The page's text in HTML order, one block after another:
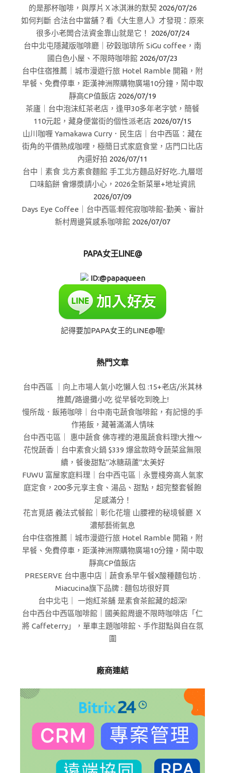
的是那杯咖啡，與厚片Ｘ冰淇淋的默契 2026/07/26
如何判斷 合法台中當舖？看《大生意人》才發現：原來
很多小老闆合法資金靠山就是它！
2026/07/24
台中北屯隱藏版咖啡廳｜矽穀珈琲所 SiGu coffee，南
國白色小屋、不限時咖啡館 2026/07/23
台中住宿推薦｜城市漫遊行旅 Hotel Ramble 開箱，附
早餐、免費停車，距漢神洲際購物廣場10分鐘，鬧中取
靜高CP值飯店 2026/07/19
茶廬｜台中泡沫紅茶老店，逢甲30多年老字號，簡餐
110元起，藏身便當街的個性派老店 2026/07/15
山川咖喱 Yamakawa Curry．民生店｜台中西區：藏在
街角的平價熟成咖哩，極簡日式家庭食堂，店門口比店
內還好拍 2026/07/11
台中｜素食 北方素食麵館 手工北方麵品好好吃..九層塔
口味餡餅 會爆漿請小心，2026全新菜單+地址資訊
2026/07/09
Days Eye Coffee｜台中西區:輕侘寂咖啡館-勤美、審計
新村周邊質感系咖啡館 2026/07/07
PAPA女王LINE@
ID:@papaqueen
記得要加PAPA女王的LINE@喔!
熱門文章
台中西區 ｜向上市場人氣小吃懶人包 :15+老店/米其林
推薦/路邊攤小吃 從早餐吃到晚上!
慢所哉．飯捲咖啡｜台中南屯蔬食咖啡館，有記憶的手
作捲飯，藏著滿滿人情味
台中西屯區｜ 惠中蔬食 佛寺裡的港風蔬食料理!大推～
花悅蔬香｜台中素食火鍋 $339 爆盆款時令蔬菜盆無限
續，餐後甜點"冰糖葫蘆"太美好
FUWU 富屋家庭料理｜台中西屯區｜永豐棧旁高人氣家
庭定食，200多元享主食、湯品、甜點，超完整套餐飽
足感滿分！
花言覓語 義法式餐館｜彰化花壇 山腰裡的秘境餐廳 Ｘ
濃郁藝術氣息
台中住宿推薦｜城市漫遊行旅 Hotel Ramble 開箱，附
早餐、免費停車，距漢神洲際購物廣場10分鐘，鬧中取
靜高CP值飯店
PRESERVE 台中惠中店｜蔬食系早午餐X酸種麵包坊 .
Miacucina旗下品牌 : 麵包坊很好買
台中北屯｜ 一炮紅茶舖 是素食茶館藏的超深!
台中西台中西區咖啡館｜國美館周邊不限時咖啡店「仁
將 Caffeterry」，單車主題咖啡館、手作甜點與自在氛
圍
廠商連結